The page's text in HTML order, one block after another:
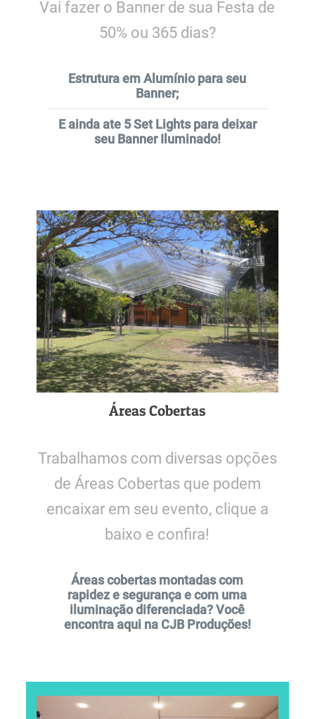
Vai fazer o Banner de sua Festa de
50% ou 365 dias?
Estrutura em Alumínio para seu
Banner;
E ainda ate 5 Set Lights para deixar
seu Banner Iluminado!
Áreas Cobertas
Trabalhamos com diversas opções
de Áreas Cobertas que podem
encaixar em seu evento, clique a
baixo e confira!
Áreas cobertas montadas com
rapidez e segurança e com uma
iluminação diferenciada? Você
encontra aqui na CJB Produções!